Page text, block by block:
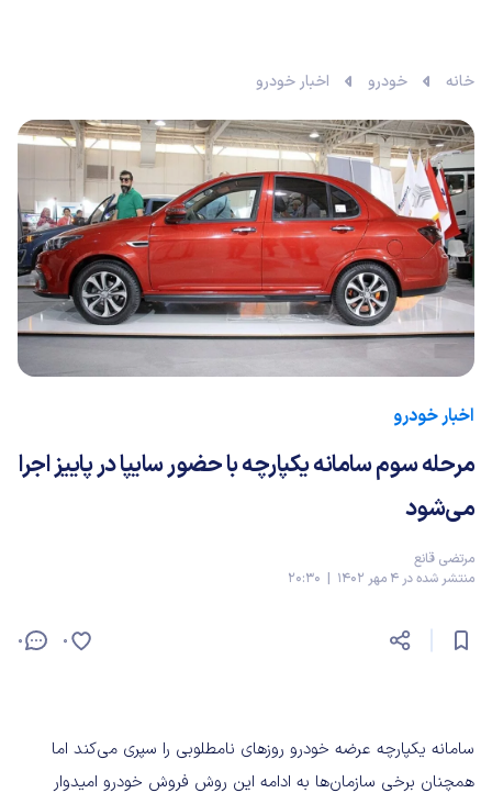
خانه خودرو اخبار خودرو
اخبار خودرو
مرحله سوم سامانه یکپارچه با حضور سایپا در پاییز اجرا
می‌شود
مرتضی قانع
منتشر شده در 4 مهر 1402 | 20:30
0 0
سامانه یکپارچه عرضه خودرو روزهای نامطلوبی را سپری می‌کند اما
همچنان برخی سازمان‌ها به ادامه این روش فروش خودرو امیدوار